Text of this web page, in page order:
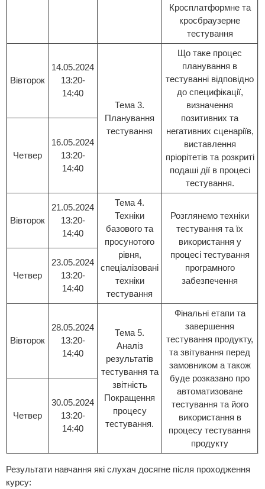
Кросплатформне та
кросбраузерне
тестування
Вівторок
14.05.2024
13:20-
14:40
Тема 3.
Планування
тестування
Що таке процес
планування в
тестуванні відповідно
до специфікації,
визначення
позитивних та
негативних сценаріїв,
виставлення
пріорітетів та розкриті
подаші дії в процесі
тестування.
Четвер
16.05.2024
13:20-
14:40
Вівторок
21.05.2024
13:20-
14:40
Тема 4.
Техніки
базового та
просунотого
рівня,
спеціалізовані
техніки
тестування
Розглянемо техніки
тестування та їх
використання у
процесі тестування
програмного
забезпечення
Четвер
23.05.2024
13:20-
14:40
Вівторок
28.05.2024
13:20-
14:40
Тема 5.
Аналіз
результатів
тестування та
звітність
Покращення
процесу
тестування.
Фінальні етапи та
завершення
тестування продукту,
та звітування перед
замовником а також
буде розказано про
автоматизоване
тестування та його
використання в
процесу тестування
продукту
Четвер
30.05.2024
13:20-
14:40
Результати навчання які слухач досягне після проходження
курсу: